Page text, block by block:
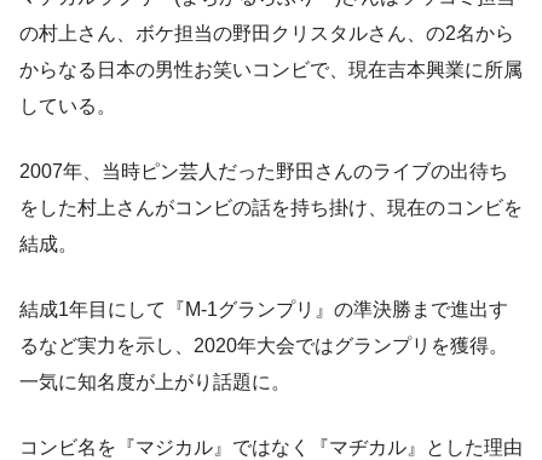
の村上さん、ボケ担当の野田クリスタルさん、の2名から
からなる日本の男性お笑いコンビで、現在吉本興業に所属
している。
2007年、当時ピン芸人だった野田さんのライブの出待ち
をした村上さんがコンビの話を持ち掛け、現在のコンビを
結成。
結成1年目にして『M-1グランプリ』の準決勝まで進出す
るなど実力を示し、2020年大会ではグランプリを獲得。
一気に知名度が上がり話題に。
コンビ名を『マジカル』ではなく『マヂカル』とした理由